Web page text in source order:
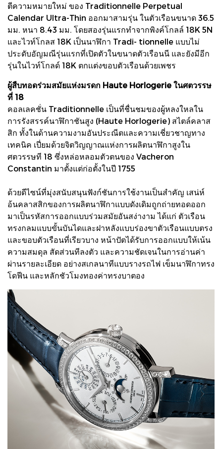
ตีความหมายใหม่ ของ Traditionnelle Perpetual
Calendar Ultra-Thin ออกมาสามรุ่น ในตัวเรือนขนาด 36.5
มม. หนา 8.43 มม. โดยสองรุ่นแรกทําจากพิงค์โกลล์ 18K 5N
และไวท์โกลส 18K เป็นนาฬิกา Tradi- tionnelle แบบไม่
ประดับอัญมณีรุ่นแรกที่เปิดตัวในขนาดตัวเรือนนี และยังมีอีก
รุ่นในไวท์โกลด์ 18K ตกเเต่งขอบตัวเรือนด้วยเพชร
ผู้สืบทอดร่วมสมัยแห่งมรดก Haute Horlogerie ในศตวรรษ
ที่ 18
คอลเลคชั่น Traditionnelle เป็นที่ชื่นชมของผู้หลงใหลใน
การรังสรรค์นาฬิกาชันสูง (Haute Horlogerie) สไตล์คลาส
สิก ทั้งในด้านความงามอันประณีตและความเชี่ยวชาญทาง
เทคนิค เปี่ยมด้วยจิตวิญญาณแห่งการผลิตนาฬิกาสูงใน
ศตวรรษที 18 ซึ่งหล่อหลอมตัวตนของ Vacheron
Constantin มาตั้งแต่ก่อตั้งในปี 1755
ด้วยดีไซน์ที่มุ่งสนับสนุนฟังก์ชันการใช้งานเป็นสําคัญ เสน่ห์
อ้นคลาสสิกของการผลิตนาฬิกาแบบดังเดิมถูกถ่ายทอดออก
มาเป็นรหัสการออกแบบร่วมสมัยอันสง่างาม ได้แก่ ตัวเรือน
ทรงกลมแบบขั้นบันไดและฝาหลังแบบร่องขาตัวเรือนแบบตรง
และขอบตัวเรือนที่เรียวบาง หน้าปัตได้รับการออกแบบให้เน้น
ความสมดุล สัดส่วนทีลงตัว และความชัดเจนในการอ่านค่า
ผ่านรายละเอียด อย่างสเกลนาทีแบบรางรถไฟ เข็มนาฬิกาทรง
โดฟีน และหลักชัวโมงทองค่าทรงบาตอง